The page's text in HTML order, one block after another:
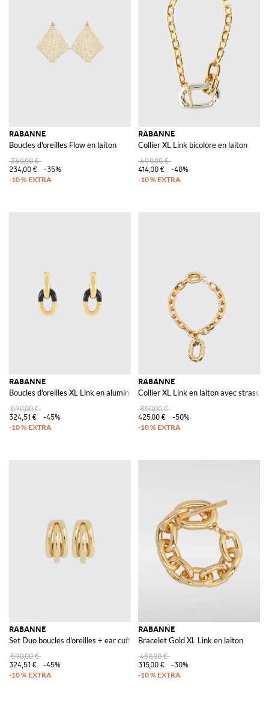
RABANNE
Boucles d'oreilles Flow en laiton
360,00 €
234,00 €
-35%
RABANNE
Collier XL Link bicolore en laiton
690,00 €
414,00 €
-40%
RABANNE
Boucles d'oreilles XL Link en aluminium
590,00 €
324,51 €
-45%
RABANNE
Collier XL Link en laiton avec strass
850,00 €
425,00 €
-50%
RABANNE
Set Duo boucles d'oreilles + ear cuff en laiton
590,00 €
324,51 €
-45%
RABANNE
Bracelet Gold XL Link en laiton
450,00 €
315,00 €
-30%